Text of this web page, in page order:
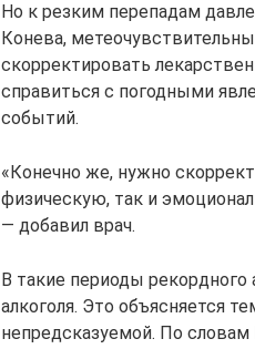
Но к резким перепадам
Конева,
скорректировать
справиться с погодными
событий.
«Конечно же, нужно
физическую, так и
— добавил врач.
В такие периоды
алкоголя. Это объясняется
непредсказуемой. По словам